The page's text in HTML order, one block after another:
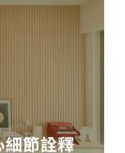
節詮釋